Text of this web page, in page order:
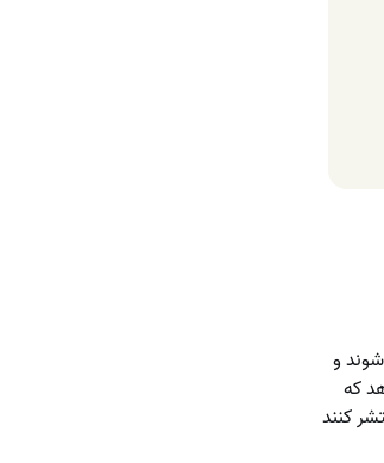
می‌شوند و
که
کنند